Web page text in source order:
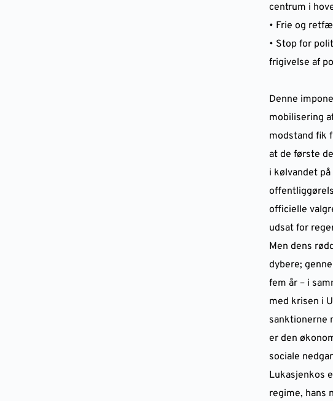
centrum i
• Frie og
• Stop for
frigivelse af
Denne
mobilisering
modstand fik
at de første
i kølvandet på
officielle
udsat for
Men dens
dybere;
fem år – i
med krisen i
sanktionerne
er den
sociale
Lukasjenkos
regime, hans